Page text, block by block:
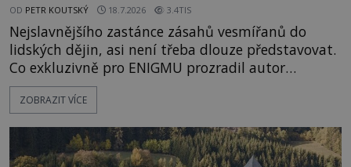
OD PETR KOUTSKÝ 18.7.2026 3.4TIS
Nejslavnějšího zastánce zásahů vesmířanů do
lidských dějin, asi není třeba dlouze představovat.
Co exkluzivně pro ENIGMU prozradil autor
Vzpomínek na budoucnost, švýcarský badatel
Erich von Däniken? Orbitální stanice Viking 1
je umělá družice od povrchu Marsu vzdálena asi
1873 kilometrů, nachá
ZOBRAZIT VÍCE